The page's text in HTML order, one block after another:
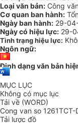
Loại văn bản: Công văn
Cơ quan ban hành:
Ngày ban hành: 29-
Ngày có hiệu lực: 29-
Tình trạng hiệu lực:
Ngôn ngữ:
Định dạng văn bản
MỤC LỤC
Không có mục lục
Tải về (WORD)
Cong van so
Tải lược đồ